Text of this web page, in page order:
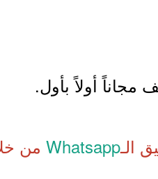
مجاناً أولاً بأول.
الـWhatsapp من